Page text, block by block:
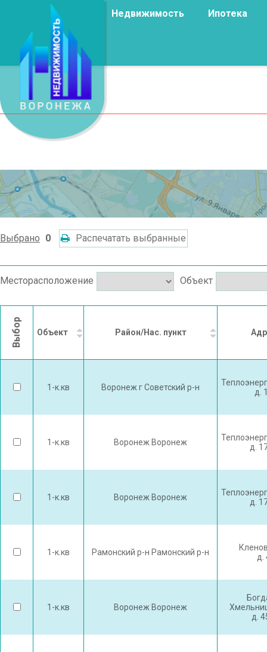
Недвижимость Ипотека
Выбрано 0 Распечатать выбранные
Месторасположение Объект
Выбор Объект Район/Нас. пункт
1-к.кв Воронеж г Советский р-н
д.
1-к.кв Воронеж Воронеж
д.
1-к.кв Воронеж Воронеж
д.
1-к.кв Рамонский р-н Рамонский р-н
д.
1-к.кв Воронеж Воронеж
д.